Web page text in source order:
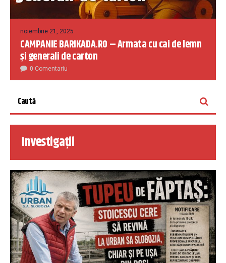
noiembrie 21, 2025
CAMPANIE BARIKADA.RO – Armata cu cai de lemn
și generali de carton
0 Comentariu
Investigații